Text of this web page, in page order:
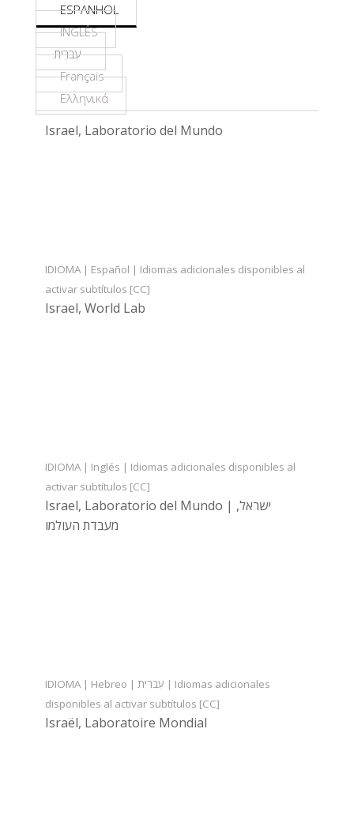
ESPANHOL
INGLÊS
עִברִית
Français
Ελληνικά
Israel, Laboratorio del Mundo
IDIOMA | Español | Idiomas adicionales disponibles al
activar subtítulos [CC]
Israel, World Lab
IDIOMA | Inglés | Idiomas adicionales disponibles al
activar subtítulos [CC]
Israel, Laboratorio del Mundo | ישראל,
מעבדת העולמו
IDIOMA | Hebreo | עִברִית | Idiomas adicionales
disponibles al activar subtítulos [CC]
Israël, Laboratoire Mondial